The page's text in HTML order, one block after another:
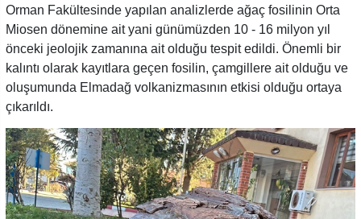
Orman Fakültesinde yapılan analizlerde ağaç fosilinin Orta
Miosen dönemine ait yani günümüzden 10 - 16 milyon yıl
önceki jeolojik zamanına ait olduğu tespit edildi. Önemli bir
kalıntı olarak kayıtlara geçen fosilin, çamgillere ait olduğu ve
oluşumunda Elmadağ volkanizmasının etkisi olduğu ortaya
çıkarıldı.